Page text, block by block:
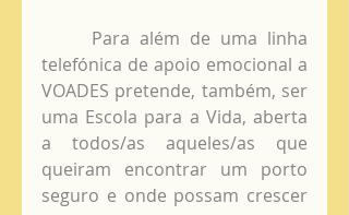
telefónica de apoio emocional a
VOADES pretende, também, ser
uma Escola para a Vida, aberta
a todos/as aqueles/as que
queiram encontrar um porto
seguro e onde possam crescer